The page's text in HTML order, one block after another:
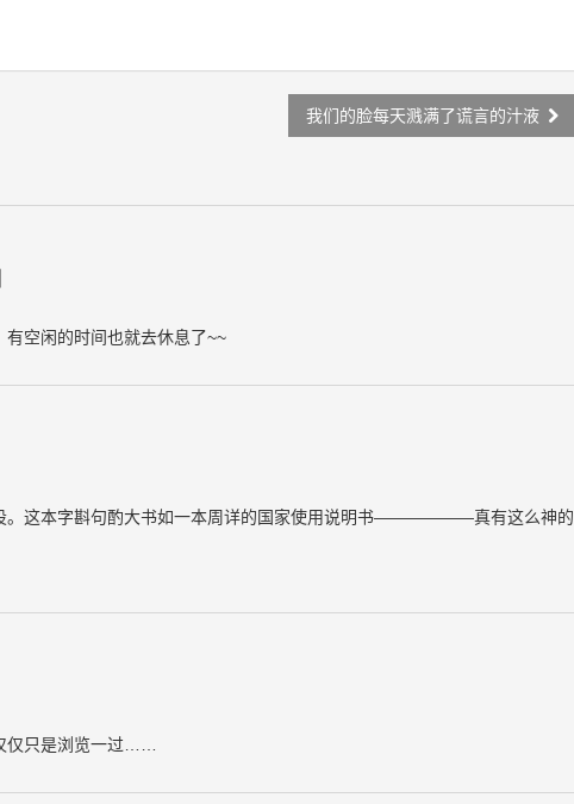
我们的脸每天溅满了谎言的汁液
空闲的时间也就去休息了~~
。这本字斟句酌大书如一本周详的国家使用说明书——————真有这么神的
仅只是浏览一过……